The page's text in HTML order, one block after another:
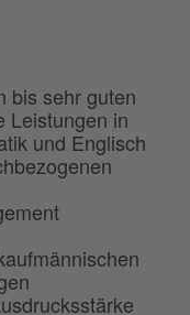
bis sehr guten
Leistungen in
und Englisch